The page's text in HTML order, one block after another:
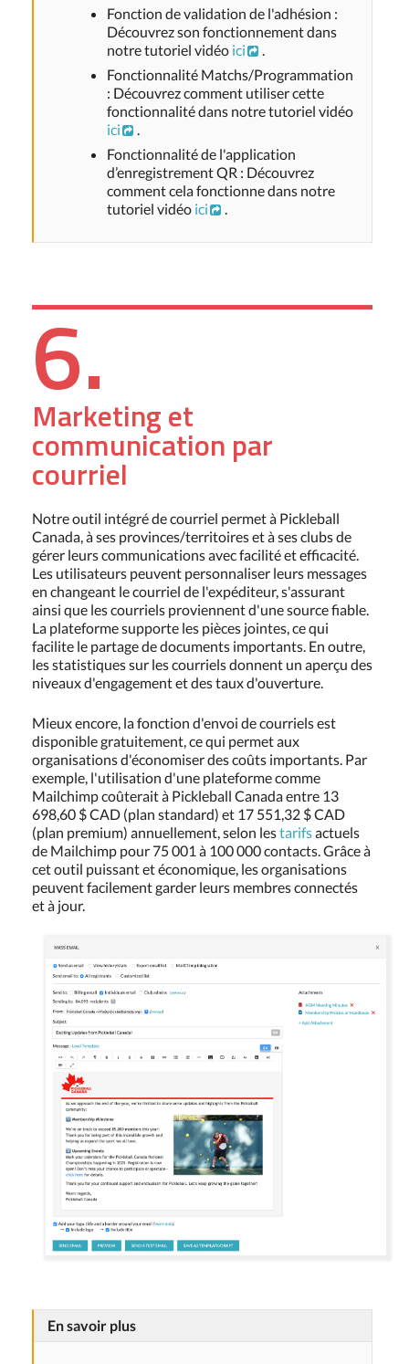
Fonction de validation de l'adhésion :
Découvrez son fonctionnement dans
notre tutoriel vidéo ici
.
Fonctionnalité Matchs/Programmation
: Découvrez comment utiliser cette
fonctionnalité dans notre tutoriel vidéo
ici
.
Fonctionnalité de l'application
d’enregistrement QR : Découvrez
comment cela fonctionne dans notre
tutoriel vidéo ici .
6.
Marketing et
communication par
courriel
Notre outil intégré de courriel permet à Pickleball
Canada, à ses provinces/territoires et à ses clubs de
gérer leurs communications avec facilité et efficacité.
Les utilisateurs peuvent personnaliser leurs messages
en changeant le courriel de l'expéditeur, s'assurant
ainsi que les courriels proviennent d'une source fiable.
La plateforme supporte les pièces jointes, ce qui
facilite le partage de documents importants. En outre,
les statistiques sur les courriels donnent un aperçu des
niveaux d'engagement et des taux d'ouverture.
Mieux encore, la fonction d'envoi de courriels est
disponible gratuitement, ce qui permet aux
organisations d'économiser des coûts importants. Par
exemple, l'utilisation d'une plateforme comme
Mailchimp coûterait à Pickleball Canada entre 13
698,60 $ CAD (plan standard) et 17 551,32 $ CAD
(plan premium) annuellement, selon lestarifsactuels
de Mailchimp pour 75 001 à 100 000 contacts. Grâce à
cet outil puissant et économique, les organisations
peuvent facilement garder leurs membres connectés
et à jour.
En savoir plus